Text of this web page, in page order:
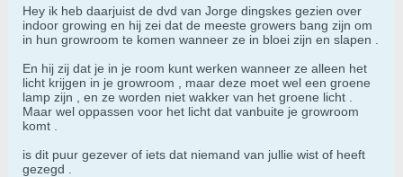
Hey ik heb daarjuist de dvd van Jorge dingskes gezien over
indoor growing en hij zei dat de meeste growers bang zijn om
in hun growroom te komen wanneer ze in bloei zijn en slapen .
En hij zij dat je in je room kunt werken wanneer ze alleen het
licht krijgen in je growroom , maar deze moet wel een groene
lamp zijn , en ze worden niet wakker van het groene licht .
Maar wel oppassen voor het licht dat vanbuite je growroom
komt .
is dit puur gezever of iets dat niemand van jullie wist of heeft
gezegd .